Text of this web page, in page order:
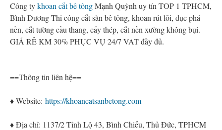
Công tykhoan cắt bê tôngMạnh Quỳnh uy tín TOP 1 TPHCM,
Bình Dương Thi công cắt sàn bê tông, khoan rút lõi, đục phá
nền, cắt tường cầu thang, cấy thép, cắt nền xưởng không bụi.
GIÁ RẺ KM 30% PHỤC VỤ 24/7 VAT đầy đủ.
==Thông tin liên hệ==
♦ Website: https://khoancatsanbetong.com
♦ Địa chỉ: 1137/2 Tỉnh Lộ 43, Bình Chiểu, Thủ Đức, TPHCM